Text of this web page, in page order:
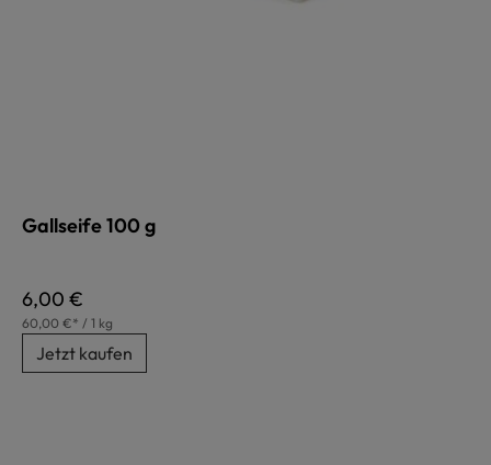
Gallseife 100 g
Regulärer Preis:
6,00 €
60,00 €* / 1 kg
Jetzt kaufen